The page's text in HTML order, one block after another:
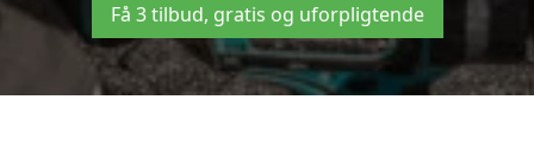
Få 3 tilbud, gratis og uforpligtende